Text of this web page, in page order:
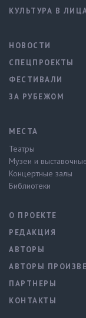
КУЛЬТУРА В
НОВОСТИ
СПЕЦПРОЕКТЫ
ФЕСТИВАЛИ
ЗА РУБЕЖОМ
МЕСТА
Театры
Музеи и
Концертные залы
Библиотеки
О ПРОЕКТЕ
РЕДАКЦИЯ
АВТОРЫ
АВТОРЫ
ПАРТНЕРЫ
КОНТАКТЫ